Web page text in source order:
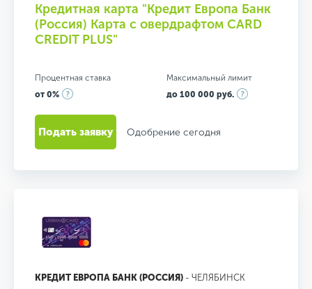
Кредитная карта "Кредит Европа Банк
(Россия) Карта с овердрафтом CARD
CREDIT PLUS"
Процентная ставка
от 0%
Максимальный лимит
до 100 000 руб.
Подать заявку Одобрение сегодня
КРЕДИТ ЕВРОПА БАНК (РОССИЯ) - ЧЕЛЯБИНСК